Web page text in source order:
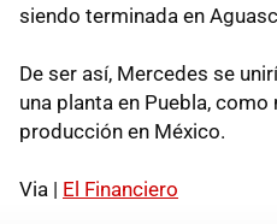
siendo terminada en
De ser así, Mercedes se
una planta en Puebla,
producción en México.
Via | El Financiero